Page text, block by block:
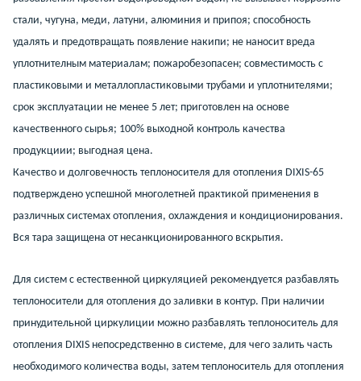
стали, чугуна, меди, латуни, алюминия и припоя; способность
удалять и предотвращать появление накипи; не наносит вреда
уплотнителным материалам; пожаробезопасен; совместимость с
пластиковыми и металлопластиковыми трубами и уплотнителями;
срок эксплуатации не менее 5 лет; приготовлен на основе
качественного сырья; 100% выходной контроль качества
продукциии; выгодная цена.
Качество и долговечность теплоносителя для отопления DIXIS-65
подтверждено успешной многолетней практикой применения в
различных системах отопления, охлаждения и кондиционирования.
Вся тара защищена от несанкционированного вскрытия.
Для систем с естественной циркуляцией рекомендуется разбавлять
теплоносители для отопления до заливки в контур. При наличии
принудительной циркулиции можно разбавлять теплоноситель для
отопления DIXIS непосредственно в системе, для чего залить часть
необходимого количества воды, затем теплоноситель для отопления